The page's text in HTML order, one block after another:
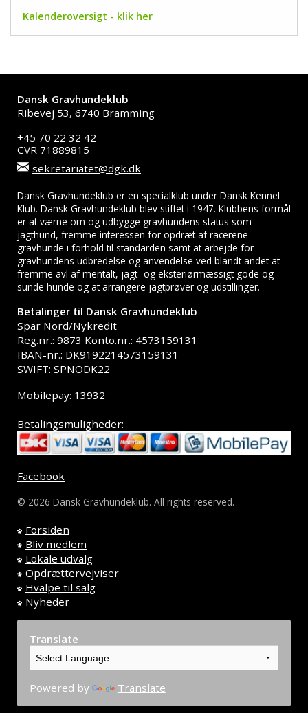
Kalenderoversigt - klik her
Dansk Gravhundeklub
Ribevej 53, 6740 Bramming
+45 70 22 32 42
CVR 71889815
sekretariatet@dgk.dk
Dansk Gravhundeklub er en specialklub under Dansk Kennel
Klub. Dansk Gravhundeklub blev stiftet i 1947. Klubbens formål
er at værne om og udbygge gravhundens status som
jagthund, fremme interessen for opdræt af racerene
gravhunde i forhold til standarden samt at arbejde for
gravhundens udbredelse og anvendelse ved blandt andet at
fremme avl af mentalt, jagt- og eksteriørmæssigt gode og
sunde hunde og at arrangere jagtprøver og udstillinger.
Betalinger til Dansk Gravhundeklub
Spar Nord/Nykredit
Reg.nr.: 9873 Konto.nr.: 4573159131
IBAN-nr.: DK9192214573159131
SWIFT: SPNODK22
Mobilepay: 13932
Betalingsmuligheder:
Facebook
© 2026 Dansk Gravhundeklub. All rights reserved.
Forsiden
Bliv medlem
Lokale udvalg
Opdrættervejviser
Hvalpe til salg
Nyheder
Translate
Powered by Translate